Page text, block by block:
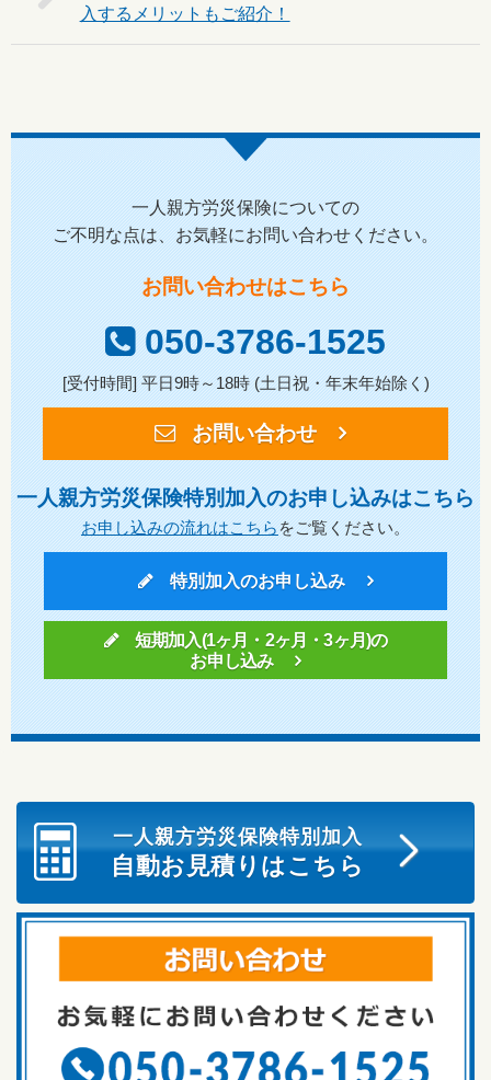
入するメリットもご紹介！
一人親方労災保険についての
ご不明な点は、お気軽にお問い合わせください。
お問い合わせはこちら
050-3786-1525
[受付時間] 平日9時～18時 (土日祝・年末年始除く)
お問い合わせ
一人親方労災保険特別加入のお申し込みはこちら
お申し込みの流れはこちらをご覧ください。
特別加入のお申し込み
短期加入(1ヶ月・2ヶ月・3ヶ月)の
お申し込み
一人親方労災保険特別加入
自動お見積りはこちら